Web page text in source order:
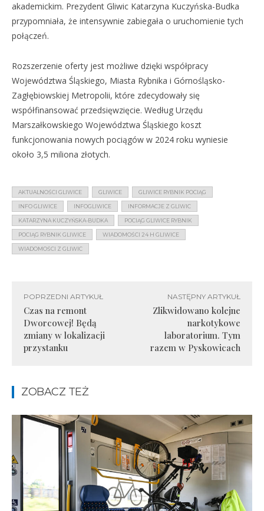
akademickim. Prezydent Gliwic Katarzyna Kuczyńska-Budka
przypomniała, że intensywnie zabiegała o uruchomienie tych
połączeń.
Rozszerzenie oferty jest możliwe dzięki współpracy
Województwa Śląskiego, Miasta Rybnika i Górnośląsko-
Zagłębiowskiej Metropolii, które zdecydowały się
współfinansować przedsięwzięcie. Według Urzędu
Marszałkowskiego Województwa Śląskiego koszt
funkcjonowania nowych pociągów w 2024 roku wyniesie
około 3,5 miliona złotych.
AKTUALNOŚCI GLIWICE GLIWICE GLIWICE RYBNIK POCIĄG
INFO GLIWICE INFOGLIWICE INFORMACJE Z GLIWIC
KATARZYNA KUCZYŃSKA-BUDKA POCIĄG GLIWICE RYBNIK
POCIĄG RYBNIK GLIWICE WIADOMOŚCI 24 H GLIWICE
WIADOMOŚCI Z GLIWIC
POPRZEDNI ARTYKUŁ
Czas na remont
Dworcowej! Będą
zmiany w lokalizacji
przystanku
NASTĘPNY ARTYKUŁ
Zlikwidowano kolejne
narkotykowe
laboratorium. Tym
razem w Pyskowicach
ZOBACZ TEŻ